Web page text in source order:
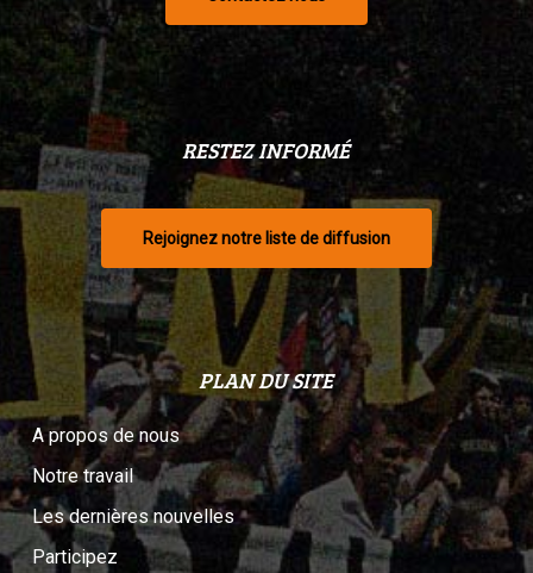
RESTEZ INFORMÉ
Rejoignez notre liste de diffusion
PLAN DU SITE
A propos de nous
Notre travail
Les dernières nouvelles
Participez